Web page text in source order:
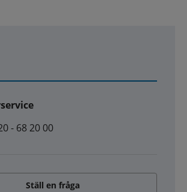
- 68 20 00
Ställ en fråga